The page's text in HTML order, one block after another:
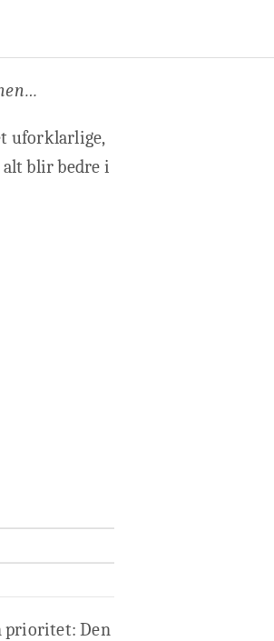
uforklarlige,
blir bedre i
prioritet: Den